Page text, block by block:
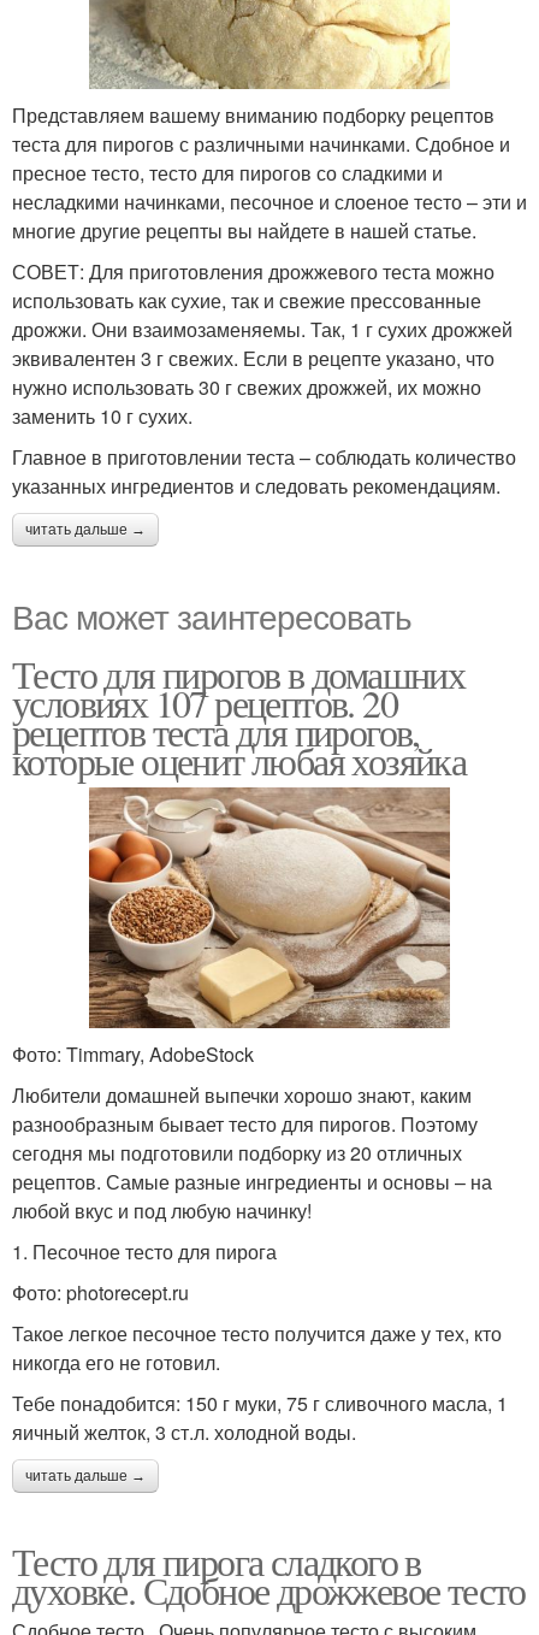
Представляем вашему вниманию подборку рецептов
теста для пирогов с различными начинками. Сдобное и
пресное тесто, тесто для пирогов со сладкими и
несладкими начинками, песочное и слоеное тесто – эти и
многие другие рецепты вы найдете в нашей статье.
СОВЕТ: Для приготовления дрожжевого теста можно
использовать как сухие, так и свежие прессованные
дрожжи. Они взаимозаменяемы. Так, 1 г сухих дрожжей
эквивалентен 3 г свежих. Если в рецепте указано, что
нужно использовать 30 г свежих дрожжей, их можно
заменить 10 г сухих.
Главное в приготовлении теста – соблюдать количество
указанных ингредиентов и следовать рекомендациям.
читать дальше →
Вас может заинтересовать
Тесто для пирогов в домашних
условиях 107 рецептов. 20
рецептов теста для пирогов,
которые оценит любая хозяйка
Фото: Timmary, AdobeStock
Любители домашней выпечки хорошо знают, каким
разнообразным бывает тесто для пирогов. Поэтому
сегодня мы подготовили подборку из 20 отличных
рецептов. Самые разные ингредиенты и основы – на
любой вкус и под любую начинку!
1. Песочное тесто для пирога
Фото: photorecept.ru
Такое легкое песочное тесто получится даже у тех, кто
никогда его не готовил.
Тебе понадобится: 150 г муки, 75 г сливочного масла, 1
яичный желток, 3 ст.л. холодной воды.
читать дальше →
Тесто для пирога сладкого в
духовке. Сдобное дрожжевое тесто